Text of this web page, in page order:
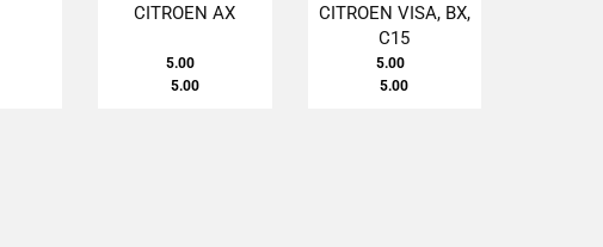
CITROEN AX
5.00
5.00
CITROEN VISA, BX,
C15
5.00
5.00